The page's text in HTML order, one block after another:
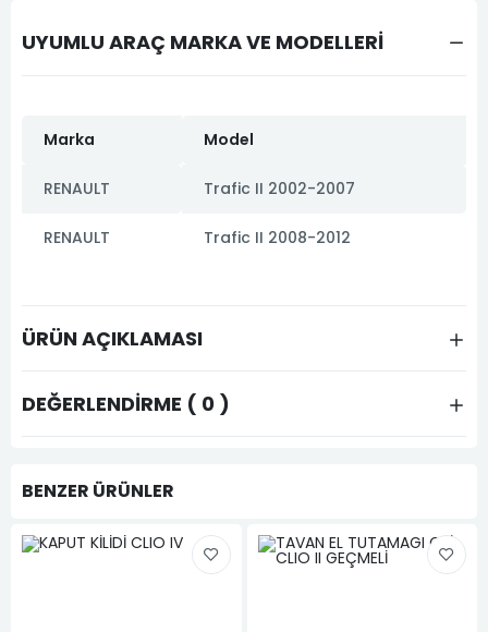
UYUMLU ARAÇ MARKA VE MODELLERİ
Marka Model
RENAULT Trafic II 2002-2007
RENAULT Trafic II 2008-2012
ÜRÜN AÇIKLAMASI
DEĞERLENDIRME ( 0 )
BENZER ÜRÜNLER